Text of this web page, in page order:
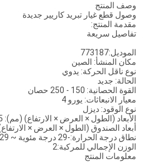
وصف المنتج
وصول قطع غيار تبريد كاريير جديدة
مقدمة المنتج:
تفاصيل سريعة
الموديل:773187
مكان المنشأ: الصين
نوع ناقل الحركة: يدوي
الحالة: جديد
القوة الحصانية: 150 - 250 حصان
معيار الانبعاثات: يورو 4
نوع الوقود: ديزل
الأبعاد (الطول × العرض × الارتفاع) (مم): 15*5*5 سم
أبعاد الصندوق (الطول × العرض × الارتفاع) (مم):
نطاق درجة الحرارة:-29 درجة مئوية ~ 29 درجة مئوية
الوزن الإجمالي للمركبة:2
معلومات المنتج